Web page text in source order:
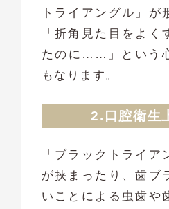
トライアングル」が
「折角見た目をよく
たのに……」という
もなります。
2.口腔衛生
「ブラックトライア
が挟まったり、歯ブ
いことによる虫歯や